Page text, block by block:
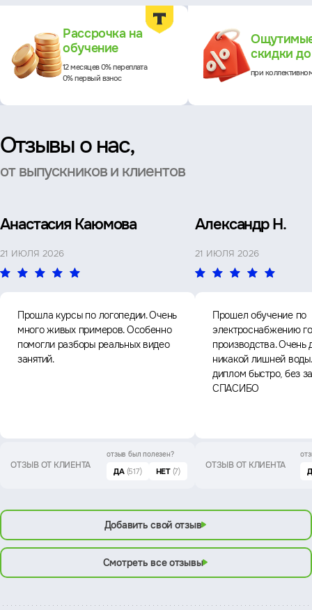
Рассрочка на
обучение
12 месяцев 0% переплата
0% первый взнос
скидки
при
Отзывы о нас,
от выпускников и клиентов
Анастасия Каюмова
21 ИЮЛЯ 2026
Прошла курсы по логопедии. Очень
много живых примеров. Особенно
помогли разборы реальных видео
занятий.
ОТЗЫВ ОТ КЛИЕНТА
отзыв был полезен?
ДА (517) НЕТ (7)
Александр Н.
21 ИЮЛЯ 2026
Прошел обучение по
электроснабжению
производства. Очень
никакой лишней
диплом быстро, без
СПАСИБО
ОТЗЫВ ОТ КЛИЕНТА
Добавить свой отзыв
Смотреть все отзывы